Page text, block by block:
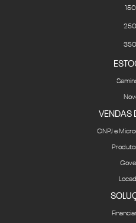
VENDAS
CNPJ e